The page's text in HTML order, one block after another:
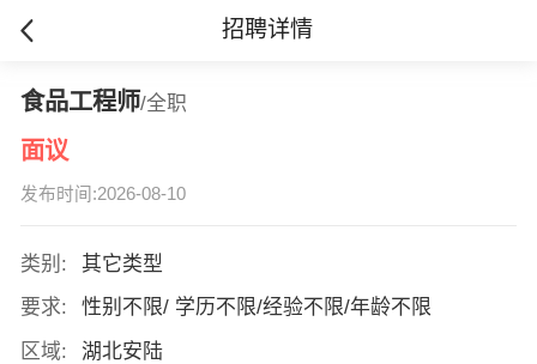
招聘详情
食品工程师/全职
面议
发布时间:2026-08-10
类别:
其它类型
要求:
性别不限/ 学历不限/经验不限/年龄不限
区域:
湖北安陆